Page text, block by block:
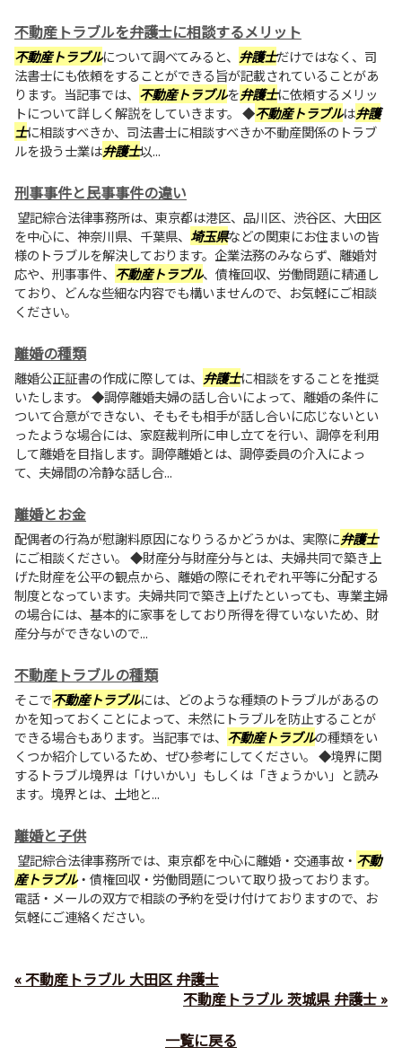
不動産トラブルを弁護士に相談するメリット
不動産トラブルについて調べてみると、 弁護士だけではなく、司
法書士にも依頼をすることができる旨が記載されていることがあ
ります。当記事では、 不動産トラブルを弁護士に依頼するメリッ
トについて詳しく解説をしていきます。 ◆不動産トラブルは弁護
士に相談すべきか、司法書士に相談すべきか不動産関係のトラブ
ルを扱う士業は弁護士以...
刑事事件と民事事件の違い
望記綜合法律事務所は、東京都は港区、品川区、渋谷区、大田区
を中心に、神奈川県、千葉県、 埼玉県などの関東にお住まいの皆
様のトラブルを解決しております。企業法務のみならず、離婚対
応や、刑事事件、 不動産トラブル、債権回収、労働問題に精通し
ており、どんな些細な内容でも構いませんので、お気軽にご相談
ください。
離婚の種類
離婚公正証書の作成に際しては、 弁護士に相談をすることを推奨
いたします。 ◆調停離婚夫婦の話し合いによって、離婚の条件に
ついて合意ができない、そもそも相手が話し合いに応じないとい
ったような場合には、家庭裁判所に申し立てを行い、調停を利用
して離婚を目指します。調停離婚とは、調停委員の介入によっ
て、夫婦間の冷静な話し合...
離婚とお金
配偶者の行為が慰謝料原因になりうるかどうかは、実際に弁護士
にご相談ください。 ◆財産分与財産分与とは、夫婦共同で築き上
げた財産を公平の観点から、離婚の際にそれぞれ平等に分配する
制度となっています。夫婦共同で築き上げたといっても、専業主婦
の場合には、基本的に家事をしており所得を得ていないため、財
産分与ができないので...
不動産トラブルの種類
そこで不動産トラブルには、どのような種類のトラブルがあるの
かを知っておくことによって、未然にトラブルを防止することが
できる場合もあります。当記事では、 不動産トラブルの種類をい
くつか紹介しているため、ぜひ参考にしてください。 ◆境界に関
するトラブル境界は「けいかい」もしくは「きょうかい」と読み
ます。境界とは、土地と...
離婚と子供
望記綜合法律事務所では、東京都を中心に離婚・交通事故・ 不動
産トラブル・債権回収・労働問題について取り扱っております。
電話・メールの双方で相談の予約を受け付けておりますので、お
気軽にご連絡ください。
« 不動産トラブル 大田区 弁護士
不動産トラブル 茨城県 弁護士 »
一覧に戻る